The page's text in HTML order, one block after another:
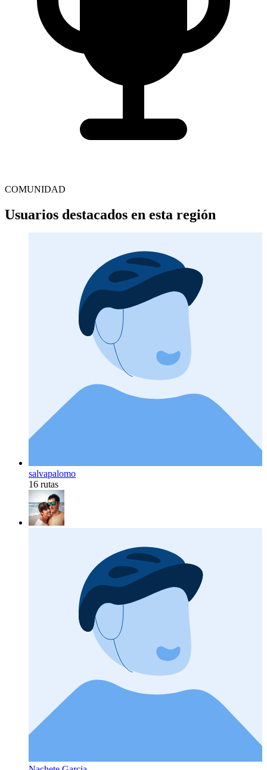
COMUNIDAD
Usuarios destacados en esta región
salvapalomo
16 rutas